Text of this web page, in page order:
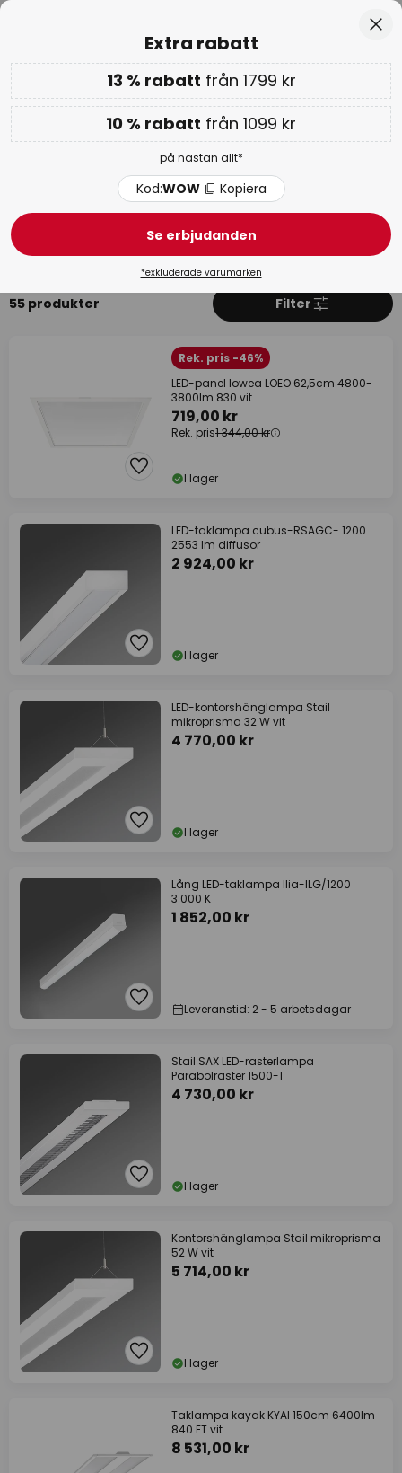
Extra rabatt: 10 % från 1099 kr eller 13 % från 1799 kr
på nästan allt
WOW Kopiera
WOW-veckan: upp till -70 % >
Regiolux
Mer om Regiolux
55 produkter Filter
Rek. pris -46%
LED-panel lowea LOEO 62,5cm 4800-
3800lm 830 vit
719,00 kr
Rek. pris1 344,00 kr
I lager
LED-taklampa cubus-RSAGC- 1200
2553 lm diffusor
2 924,00 kr
I lager
LED-kontorshänglampa Stail
mikroprisma 32 W vit
4 770,00 kr
I lager
Lång LED-taklampa Ilia-ILG/1200
3 000 K
1 852,00 kr
Leveranstid: 2 - 5 arbetsdagar
Stail SAX LED-rasterlampa
Parabolraster 1500-1
4 730,00 kr
I lager
Kontorshänglampa Stail mikroprisma
52 W vit
5 714,00 kr
I lager
Taklampa kayak KYAI 150cm 6400lm
840 ET vit
8 531,00 kr
Extra rabatt
13 % rabatt från 1799 kr
10 % rabatt från 1099 kr
på nästan allt*
Kod:WOW Kopiera
Se erbjudanden
*exkluderade varumärken